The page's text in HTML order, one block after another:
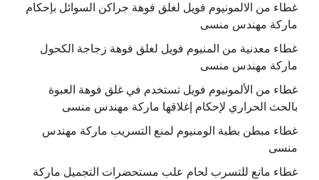
غطاء من الالمونيوم فويل لغلق فوهة جراكن السوائل بإحكام
ماركة مهندس منسى
غطاء معدنية من المنيوم فويل لغلق فوهة زجاجة الكحول
ماركة مهندس منسى
غطاء من الألمونيوم فويل تستخدم في غلق فوهة العبوة
بالحث الحراري لإحكام إغلاقها ماركة مهندس منسى
غطاء مبطن بطبة الومنيوم لمنع التسريب ماركة مهندس
منسى
غطاء مانع للتسرب لحام علب مستحضرات التجميل ماركة